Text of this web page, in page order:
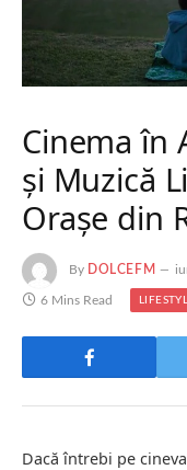
Cinema în
și Muzică
Orașe din
By DOLCEFM
6 Mins Read
Dacă întrebi pe